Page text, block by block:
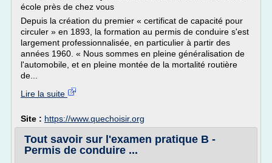
école près de chez vous
Depuis la création du premier « certificat de capacité pour
circuler » en 1893, la formation au permis de conduire s'est
largement professionnalisée, en particulier à partir des
années 1960. « Nous sommes en pleine généralisation de
l'automobile, et en pleine montée de la mortalité routière
de...
Lire la suite
Site : https://www.quechoisir.org
Tout savoir sur l'examen pratique B -
Permis de conduire ...